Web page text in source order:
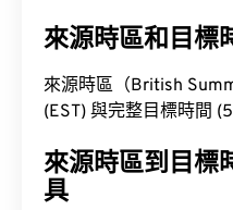
來源時區和目標
來源時區（British
(EST) 與完整目標時間
來源時區到目標
具